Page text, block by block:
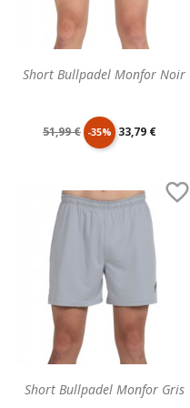
Short Bullpadel Monfor Noir
Prix
base
51,99 € -35% Prix
33,79 €
Short Bullpadel Monfor Gris
